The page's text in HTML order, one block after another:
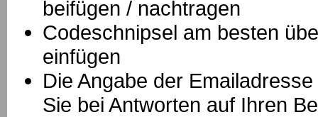
beifügen / nachtragen
Codeschnipsel am besten
einfügen
Die Angabe der
Sie bei Antworten auf Ihren